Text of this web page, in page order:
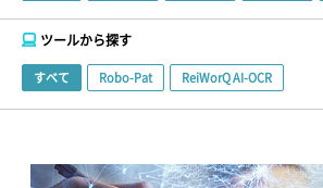
ツールから探す
すべて Robo-Pat ReiWorQ AI-OCR